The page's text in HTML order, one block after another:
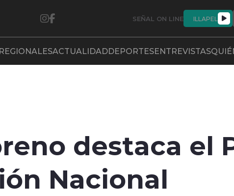
SEÑAL ON LINE ILLAPEL
REGIONALESACTUALIDADDEPORTESENTREVISTAS
destaca el
Nacional